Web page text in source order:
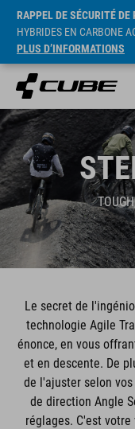
RAPPEL DE SÉCURITÉ DE
HYBRIDES EN CARBONE
PLUS D’INFORMATIONS
Le secret de
technologie Agile
énonce, en vous
et en descente. De
de l'ajuster selon
de direction Angle
réglages. C'est